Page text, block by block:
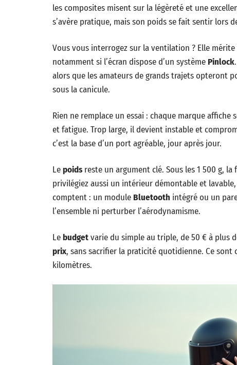
les composites misent sur la légèreté et une
s’avère pratique, mais son poids se fait sentir lors
Vous vous interrogez sur la ventilation ? Elle
notamment si l’écran dispose d’un système Pinlock
alors que les amateurs de grands trajets opteront
sous la canicule.
Rien ne remplace un essai : chaque marque
et fatigue. Trop large, il devient instable et
c’est la base d’un port agréable, jour après jour.
Lepoidsreste un argument clé. Sous les 1 500 g,
privilégiez aussi un intérieur démontable et
comptent : un module Bluetooth intégré ou un
l’ensemble ni perturber l’aérodynamisme.
Le budgetvarie du simple au triple, de 50 € à plus
prix, sans sacrifier la praticité quotidienne. Ce
kilomètres.